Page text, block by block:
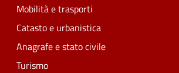
Mobilità e trasporti
Catasto e urbanistica
Anagrafe e stato civile
Turismo